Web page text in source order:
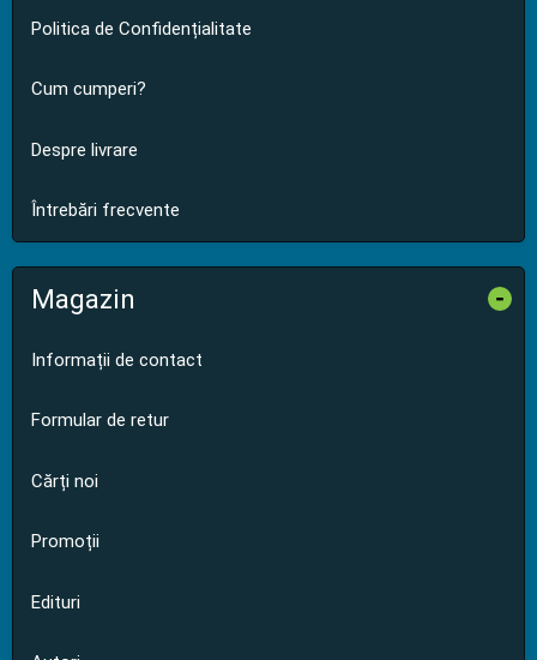
Politica de Confidențialitate
Cum cumperi?
Despre livrare
Întrebări frecvente
Magazin -
Informații de contact
Formular de retur
Cărți noi
Promoții
Edituri